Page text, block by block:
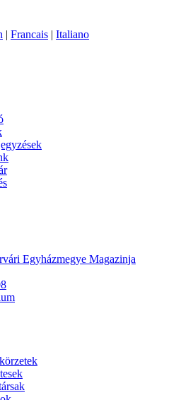
| Francais | Italiano
Egyházmegye Magazinja